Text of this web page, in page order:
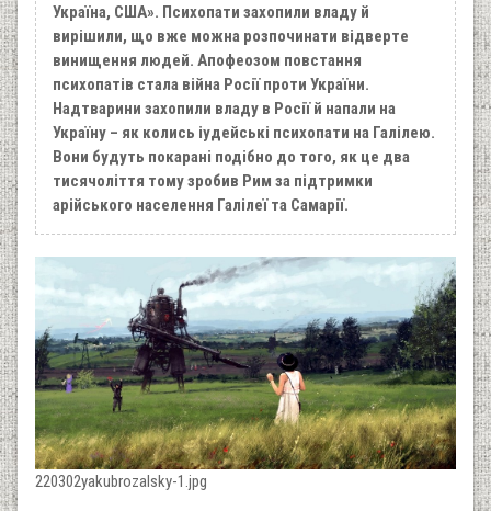
Україна, США». Психопати захопили владу й
вирішили, що вже можна розпочинати відверте
винищення людей. Апофеозом повстання
психопатів стала війна Росії проти України.
Надтварини захопили владу в Росії й напали на
Україну – як колись іудейські психопати на Галілею.
Вони будуть покарані подібно до того, як це два
тисячоліття тому зробив Рим за підтримки
арійського населення Галілеї та Самарії.
220302yakubrozalsky-1.jpg